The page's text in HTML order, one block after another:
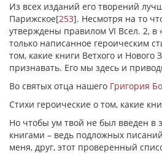
Из всех изданий его творений
Парижское[253]. Несмотря на то
утверждены правилом VI Всел. 2, в
только написанное героическим
том, какие книги Ветхого и Нового
признавать. Его мы здесь и
Во святых отца нашего Григория
Стихи героические о том, какие
Но чтобы ум твой не был введен в
книгами – ведь подложных
меня, друг, этот проверенный